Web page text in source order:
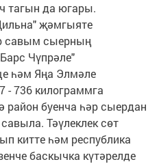
тагын да югары.
җәмгыяте
савым сыерның
Чүпрәле"
һәм Яңа Элмәле
- 736 килограммга
район буенча һәр сыердан
Тәүлеклек сөт
китте һәм республика
баскычка күтәрелде